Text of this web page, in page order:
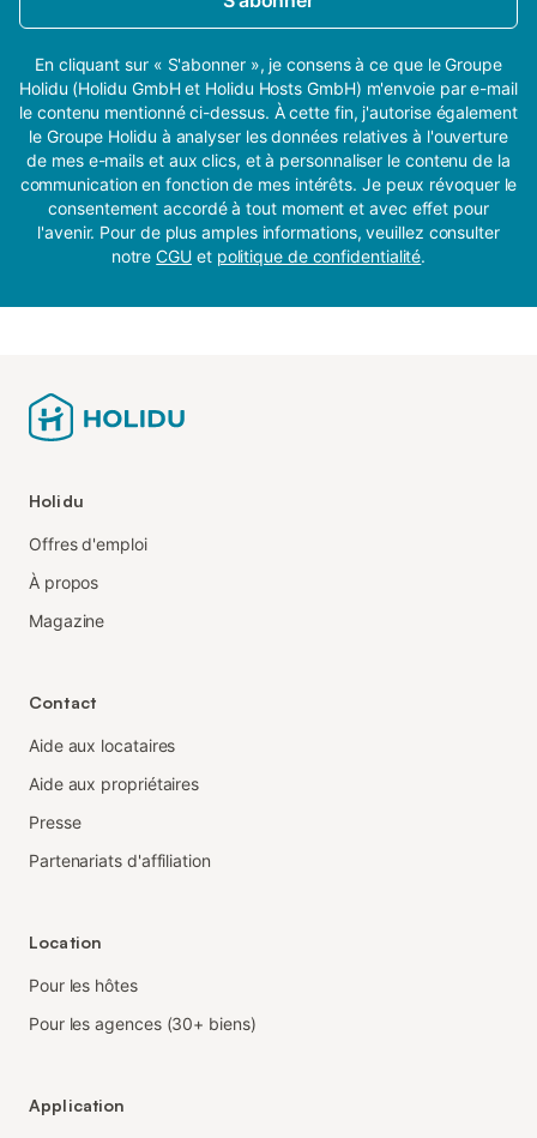
En cliquant sur « S'abonner », je consens à ce que le Groupe
Holidu (Holidu GmbH et Holidu Hosts GmbH) m'envoie par e-mail
le contenu mentionné ci-dessus. À cette fin, j'autorise également
le Groupe Holidu à analyser les données relatives à l'ouverture
de mes e-mails et aux clics, et à personnaliser le contenu de la
communication en fonction de mes intérêts. Je peux révoquer le
consentement accordé à tout moment et avec effet pour
l'avenir. Pour de plus amples informations, veuillez consulter
notreCGU et politique de confidentialité.
Holidu
Offres d'emploi
À propos
Magazine
Contact
Aide aux locataires
Aide aux propriétaires
Presse
Partenariats d'affiliation
Location
Pour les hôtes
Pour les agences (30+ biens)
Application